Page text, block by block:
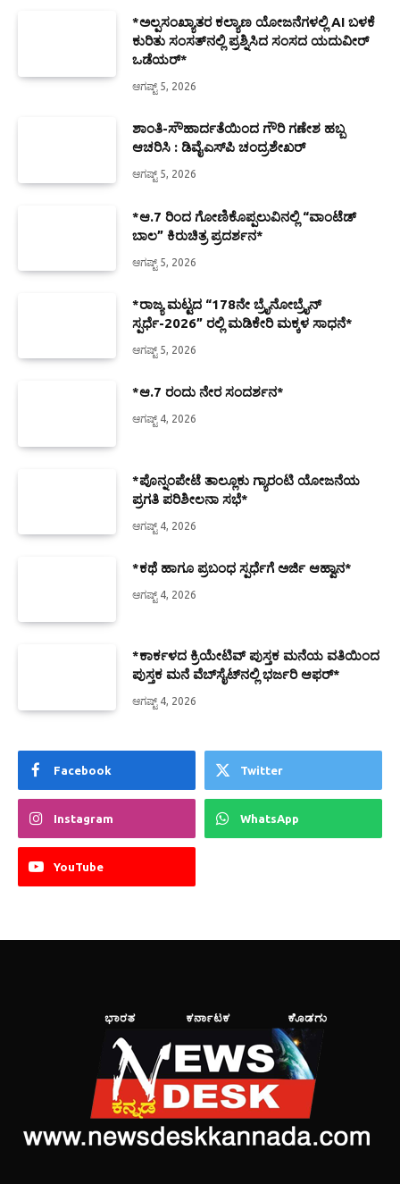
*ಅಲ್ಪಸಂಖ್ಯಾತರ ಕಲ್ಯಾಣ ಯೋಜನೆಗಳಲ್ಲಿ AI ಬಳಕೆ
ಕುರಿತು ಸಂಸತ್‌ನಲ್ಲಿ ಪ್ರಶ್ನಿಸಿದ ಸಂಸದ ಯದುವೀರ್
ಒಡೆಯರ್*
ಆಗಷ್ಟ್ 5, 2026
ಶಾಂತಿ-ಸೌಹಾರ್ದತೆಯಿಂದ ಗೌರಿ ಗಣೇಶ ಹಬ್ಬ
ಆಚರಿಸಿ : ಡಿವೈಎಸ್‍ಪಿ ಚಂದ್ರಶೇಖರ್
ಆಗಷ್ಟ್ 5, 2026
*ಆ.7 ರಿಂದ ಗೋಣಿಕೊಪ್ಪಲುವಿನಲ್ಲಿ “ವಾಂಟೆಡ್
ಬಾಲ” ಕಿರುಚಿತ್ರ ಪ್ರದರ್ಶನ*
ಆಗಷ್ಟ್ 5, 2026
*ರಾಜ್ಯ ಮಟ್ಟದ “178ನೇ ಬ್ರೈನೋಬ್ರೈನ್
ಸ್ಪರ್ಧೆ-2026” ರಲ್ಲಿ ಮಡಿಕೇರಿ ಮಕ್ಕಳ ಸಾಧನೆ*
ಆಗಷ್ಟ್ 5, 2026
*ಆ.7 ರಂದು ನೇರ ಸಂದರ್ಶನ*
ಆಗಷ್ಟ್ 4, 2026
*ಪೊನ್ನಂಪೇಟೆ ತಾಲ್ಲೂಕು ಗ್ಯಾರಂಟಿ ಯೋಜನೆಯ
ಪ್ರಗತಿ ಪರಿಶೀಲನಾ ಸಭೆ*
ಆಗಷ್ಟ್ 4, 2026
*ಕಥೆ ಹಾಗೂ ಪ್ರಬಂಧ ಸ್ಪರ್ಧೆಗೆ ಅರ್ಜಿ ಆಹ್ವಾನ*
ಆಗಷ್ಟ್ 4, 2026
*ಕಾರ್ಕಳದ ಕ್ರಿಯೇಟಿವ್ ಪುಸ್ತಕ ಮನೆಯ ವತಿಯಿಂದ
ಪುಸ್ತಕ ಮನೆ ವೆಬ್‍ಸೈಟ್‍ನಲ್ಲಿ ಭರ್ಜರಿ ಆಫರ್*
ಆಗಷ್ಟ್ 4, 2026
Facebook Twitter
Instagram WhatsApp
YouTube